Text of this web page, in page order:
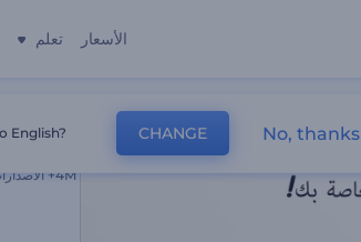
الأسعار تعلم
4M+
English? CHANGE No, thanks